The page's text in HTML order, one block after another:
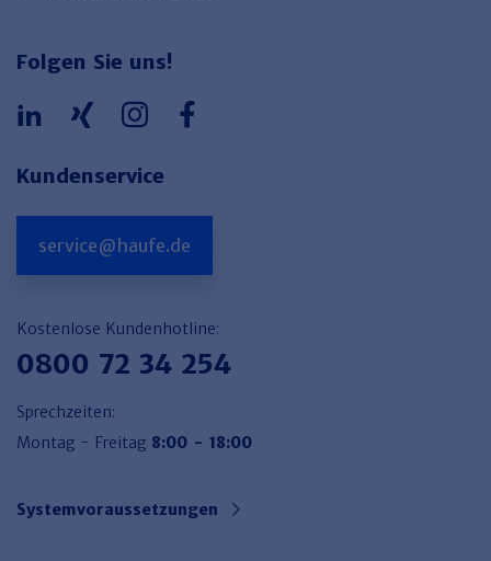
Folgen Sie uns!
Kundenservice
service@haufe.de
Kostenlose Kundenhotline:
0800 72 34 254
Sprechzeiten:
Montag - Freitag 8:00 - 18:00
Systemvoraussetzungen